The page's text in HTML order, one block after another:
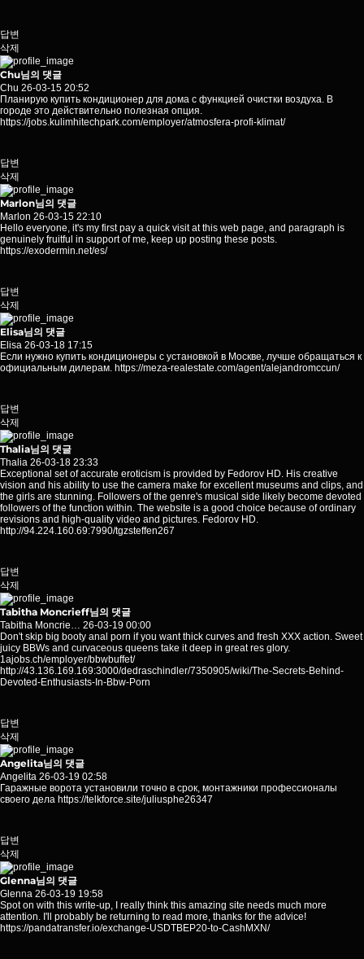
답변
삭제
Chu님의 댓글
Chu 26-03-15 20:52
Планирую купить кондиционер для дома с функцией очистки воздуха. В
городе это действительно полезная опция.
https://jobs.kulimhitechpark.com/employer/atmosfera-profi-klimat/
답변
삭제
Marlon님의 댓글
Marlon 26-03-15 22:10
Hello everyone, it's my first pay a quick visit at this web page, and paragraph is
genuinely fruitful in support of me, keep up posting these posts.
https://exodermin.net/es/
답변
삭제
Elisa님의 댓글
Elisa 26-03-18 17:15
Если нужно купить кондиционеры с установкой в Москве, лучше обращаться к
официальным дилерам. https://meza-realestate.com/agent/alejandromccun/
답변
삭제
Thalia님의 댓글
Thalia 26-03-18 23:33
Exceptional set of accurate eroticism is provided by Fedorov HD. His creative
vision and his ability to use the camera make for excellent museums and clips, and
the girls are stunning. Followers of the genre's musical side likely become devoted
followers of the function within. The website is a good choice because of ordinary
revisions and high-quality video and pictures. Fedorov HD.
http://94.224.160.69:7990/tgzsteffen267
답변
삭제
Tabitha Moncrieff님의 댓글
Tabitha Moncrie… 26-03-19 00:00
Don't skip big booty anal porn if you want thick curves and fresh XXX action. Sweet
juicy BBWs and curvaceous queens take it deep in great res glory.
1ajobs.ch/employer/bbwbuffet/
http://43.136.169.169:3000/dedraschindler/7350905/wiki/The-Secrets-Behind-
Devoted-Enthusiasts-In-Bbw-Porn
답변
삭제
Angelita님의 댓글
Angelita 26-03-19 02:58
Гаражные ворота установили точно в срок, монтажники профессионалы
своего дела https://telkforce.site/juliusphe26347
답변
삭제
Glenna님의 댓글
Glenna 26-03-19 19:58
Spot on with this write-up, I really think this amazing site needs much more
attention. I'll probably be returning to read more, thanks for the advice!
https://pandatransfer.io/exchange-USDTBEP20-to-CashMXN/